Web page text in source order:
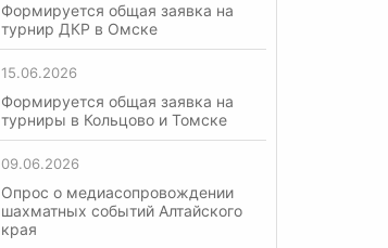
Формируется общая заявка на
турнир ДКР в Омске
15.06.2026
Формируется общая заявка на
турниры в Кольцово и Томске
09.06.2026
Опрос о медиасопровождении
шахматных событий Алтайского
края